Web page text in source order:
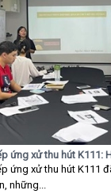
ứng xử thu hút K111:
ứng xử thu hút K111
những...